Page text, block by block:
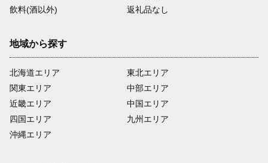
飲料(酒以外)
返礼品なし
地域から探す
北海道エリア
関東エリア
近畿エリア
四国エリア
沖縄エリア
東北エリア
中部エリア
中国エリア
九州エリア